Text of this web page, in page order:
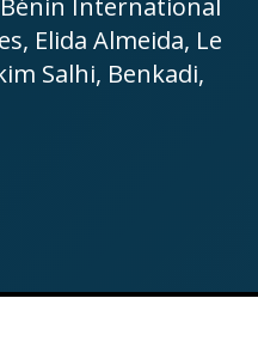
Elida Almeida, Le
Salhi, Benkadi,